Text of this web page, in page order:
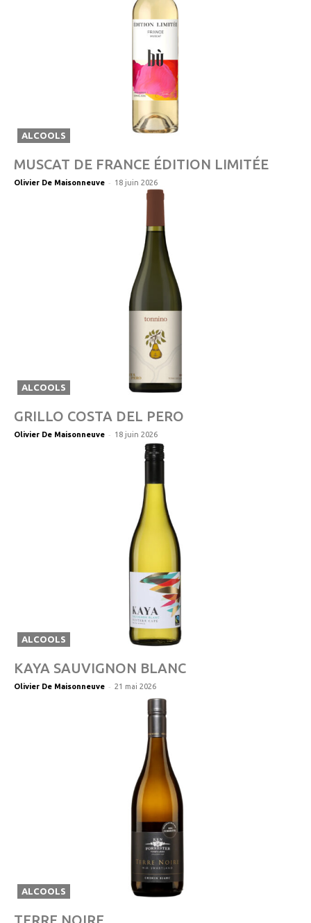
ALCOOLS
MUSCAT DE FRANCE ÉDITION LIMITÉE
Olivier De Maisonneuve - 18 juin 2026
ALCOOLS
GRILLO COSTA DEL PERO
Olivier De Maisonneuve - 18 juin 2026
ALCOOLS
KAYA SAUVIGNON BLANC
Olivier De Maisonneuve - 21 mai 2026
ALCOOLS